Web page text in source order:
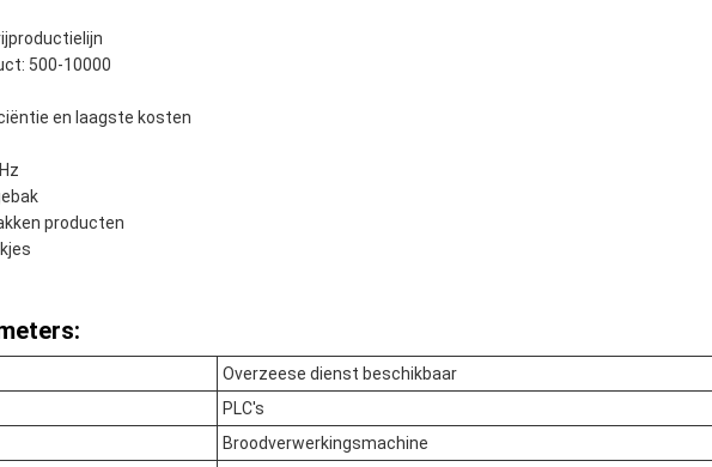
500-10000
en laagste kosten
producten
Overzeese dienst beschikbaar
PLC's
Broodverwerkingsmachine